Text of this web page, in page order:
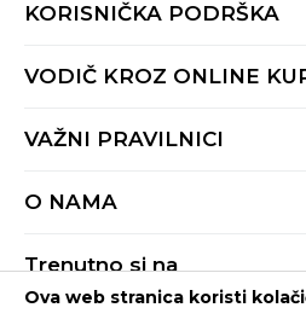
KORISNIČKA PODRŠKA
Provjeri status porudžbine
Radno vrijeme 9-16h
VODIČ KROZ ONLINE
Načini isporuke
Reklamacije
VAŽNI PRAVILNICI
Pravila Sport&Bonus programa
O NAMA
Trenutno si na
Buzz Crna Gora
Ova web stranica koristi